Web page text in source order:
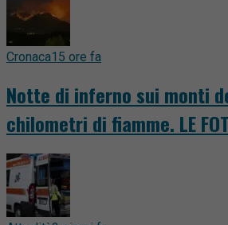
Cronaca15 ore fa
Notte di inferno sui monti
chilometri di fiamme. LE